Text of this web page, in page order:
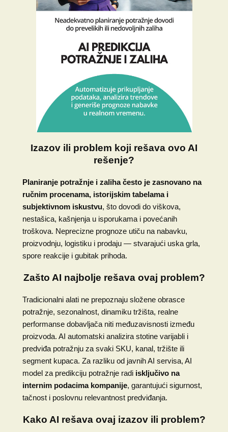
Izazov ili problem koji rešava ovo AI
rešenje?
Planiranje potražnje i zaliha često je zasnovano na
ručnim procenama, istorijskim tabelama i
subjektivnom iskustvu, što dovodi do viškova,
nestašica, kašnjenja u isporukama i povećanih
troškova. Neprecizne prognoze utiču na nabavku,
proizvodnju, logistiku i prodaju — stvarajući uska grla,
spore reakcije i gubitak prihoda.
Zašto AI najbolje rešava ovaj problem?
Tradicionalni alati ne prepoznaju složene obrasce
potražnje, sezonalnost, dinamiku tržišta, realne
performanse dobavljača niti međuzavisnosti između
proizvoda. AI automatski analizira stotine varijabli i
predviđa potražnju za svaki SKU, kanal, tržište ili
segment kupaca. Za razliku od javnih AI servisa, AI
model za predikciju potražnje radi isključivo na
internim podacima kompanije, garantujući sigurnost,
tačnost i poslovnu relevantnost predviđanja.
Kako AI rešava ovaj izazov ili problem?